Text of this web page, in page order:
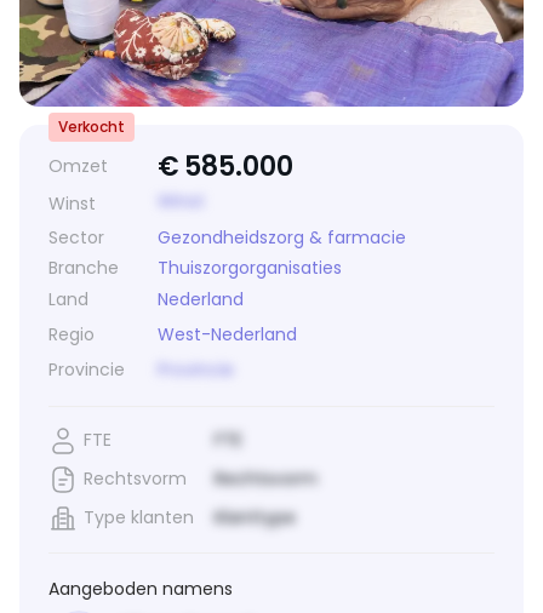
Omzet €585.000
Winst
Sector
Gezondheidszorg & farmacie
Branche
Thuiszorgorganisaties
Land
Nederland
Regio
West-Nederland
Provincie
Provincie
Verkocht
FTE
FTE
Rechtsvorm
Rechtsvorm
Type klanten
Klanttype
Aangeboden namens